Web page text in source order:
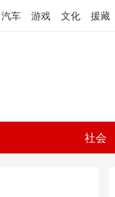
汽车 游戏 文化 援藏
社会